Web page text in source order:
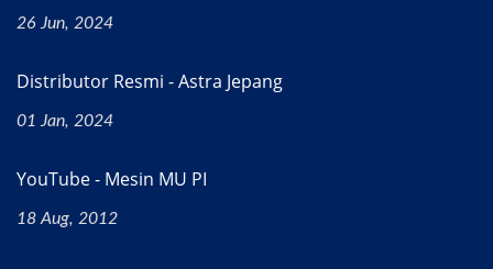
26 Jun, 2024
Distributor Resmi - Astra Jepang
01 Jan, 2024
YouTube - Mesin MU PI
18 Aug, 2012